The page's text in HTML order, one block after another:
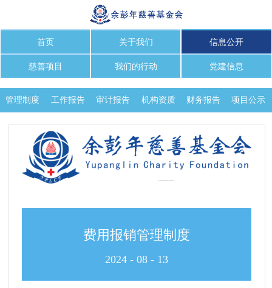
首页 关于我们 信息公开
慈善项目 我们的行动 党建信息
管理制度 工作报告 审计报告 机构资质 财务报告 项目公示
保值增值
费用报销管理制度
2024 - 08 - 13